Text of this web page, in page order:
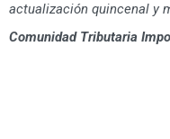
actualización quincenal y
Comunidad Tributaria